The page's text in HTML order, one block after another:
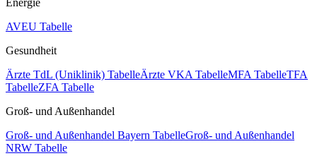
Energie
AVEU Tabelle
Gesundheit
Ärzte TdL (Uniklinik) TabelleÄrzte VKA TabelleMFA TabelleTFA
TabelleZFA Tabelle
Groß- und Außenhandel
Groß- und Außenhandel Bayern TabelleGroß- und Außenhandel
NRW Tabelle